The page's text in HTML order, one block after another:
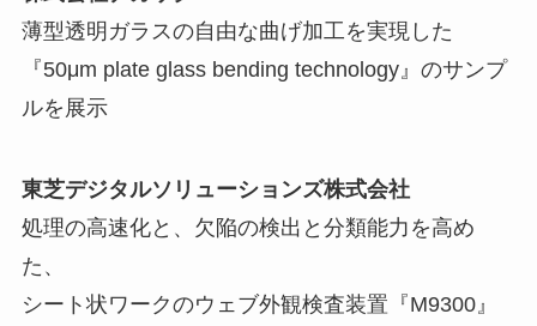
薄型透明ガラスの自由な曲げ加工を実現した
『50μm plate glass bending technology』のサンプ
ルを展示
東芝デジタルソリューションズ株式会社
処理の高速化と、欠陥の検出と分類能力を高め
た、
シート状ワークのウェブ外観検査装置『M9300』